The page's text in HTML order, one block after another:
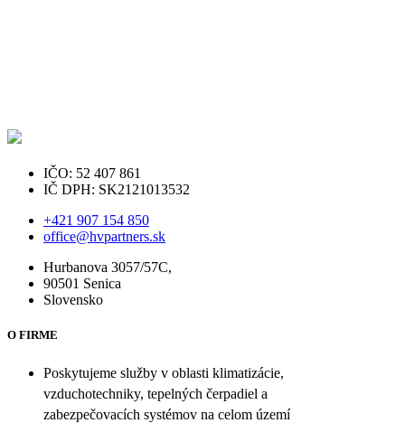
IČO: 52 407 861
IČ DPH: SK2121013532
+421 907 154 850
office@hvpartners.sk
Hurbanova 3057/57C,
90501 Senica
Slovensko
O FIRME
Poskytujeme služby v oblasti klimatizácie,
vzduchotechniky, tepelných čerpadiel a
zabezpečovacích systémov na celom území